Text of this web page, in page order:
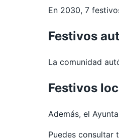
En 2030, 7
Festivos
La comunidad
Festivos
Además, el
Puedes consultar